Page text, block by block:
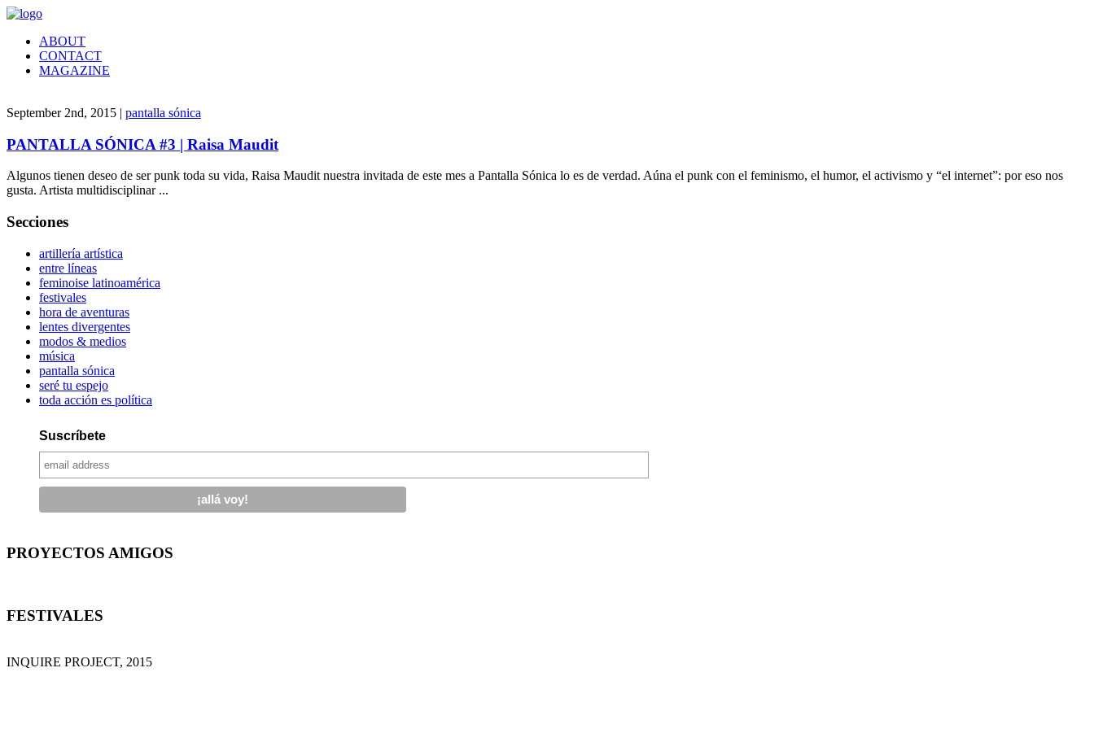
ABOUT
CONTACT
MAGAZINE
September 2nd, 2015 | pantalla sónica
PANTALLA SÓNICA #3 | Raisa Maudit
Algunos tienen deseo de ser punk toda su vida, Raisa Maudit nuestra invitada de este mes a Pantalla Sónica lo es de verdad. Aúna el punk con el feminismo, el humor, el activismo y “el internet”: por eso nos
gusta. Artista multidisciplinar ...
Secciones
artillería artística
entre líneas
feminoise latinoamérica
festivales
hora de aventuras
lentes divergentes
modos & medios
música
pantalla sónica
seré tu espejo
toda acción es política
Suscríbete
PROYECTOS AMIGOS
FESTIVALES
INQUIRE PROJECT, 2015